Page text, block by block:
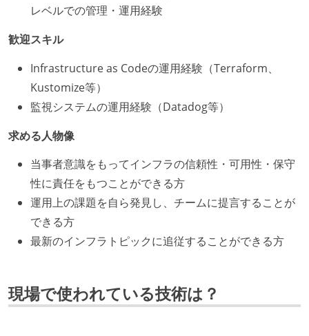
レベルでの管理・運用経験
歓迎スキル
Infrastructure as Codeの運用経験（Terraform、
Kustomize等）
監視システムの運用経験（Datadog等）
求める人物像
当事者意識をもってインフラの信頼性・可用性・保守
性に責任をもつことができる方
運用上の課題を自ら発見し、チームに提言することが
できる方
最新のインフラトピックに追従することができる方
現場で使われている技術は？